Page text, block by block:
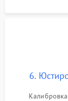
6.